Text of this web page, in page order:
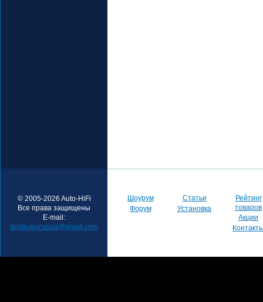
© 2005-2026 Auto-HiFi
Все права защищены
E-mail:
dostavkarussia@gmail.com
Шоурум
Форум
Статьи
Установка
Рейтинг
товаров
Акции